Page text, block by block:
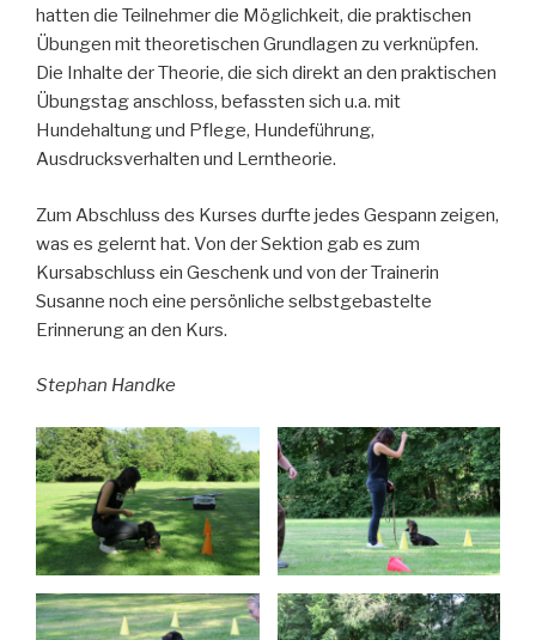
hatten die Teilnehmer die Möglichkeit, die praktischen
Übungen mit theoretischen Grundlagen zu verknüpfen.
Die Inhalte der Theorie, die sich direkt an den praktischen
Übungstag anschloss, befassten sich u.a. mit
Hundehaltung und Pflege, Hundeführung,
Ausdrucksverhalten und Lerntheorie.
Zum Abschluss des Kurses durfte jedes Gespann zeigen,
was es gelernt hat. Von der Sektion gab es zum
Kursabschluss ein Geschenk und von der Trainerin
Susanne noch eine persönliche selbstgebastelte
Erinnerung an den Kurs.
Stephan Handke